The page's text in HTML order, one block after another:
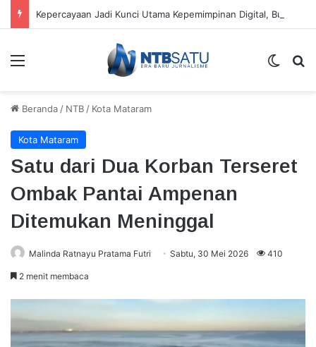
Menu
Beranda / NTB / Kota Mataram
Kota Mataram
Satu dari Dua Korban Terseret
Ombak Pantai Ampenan
Ditemukan Meninggal
Malinda Ratnayu Pratama Futri Sabtu, 30 Mei 2026 410
2 menit membaca